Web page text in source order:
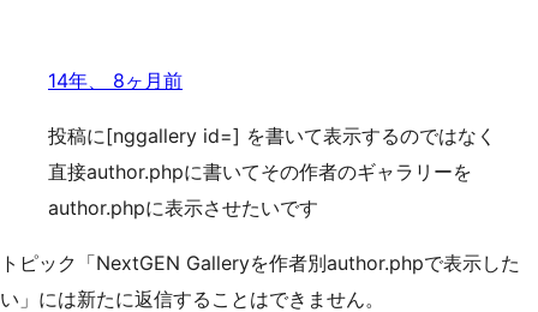
14年、 8ヶ月前
投稿に[nggallery id=] を書いて表示するのではなく
直接author.phpに書いてその作者のギャラリーを
author.phpに表示させたいです
トピック「NextGEN Galleryを作者別author.phpで表示した
い」には新たに返信することはできません。